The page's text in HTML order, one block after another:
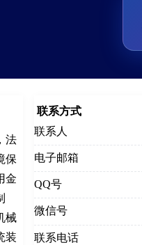
法
保
金
械
装
联系方式
联系人
电子邮箱
QQ号
微信号
联系电话